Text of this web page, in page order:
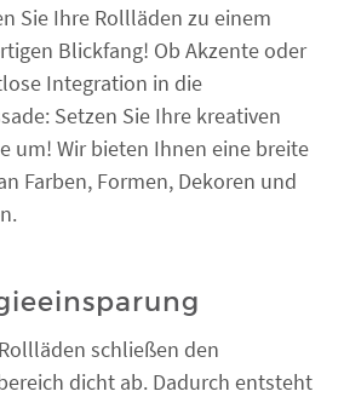
Sie Ihre Rollläden zu einem
Blickfang! Ob Akzente oder
Integration in die
Setzen Sie Ihre kreativen
um! Wir bieten Ihnen eine breite
Farben, Formen, Dekoren und
schließen den
dicht ab. Dadurch entsteht